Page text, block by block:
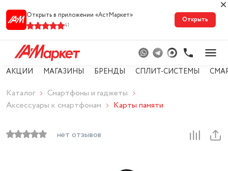
Открыть в приложении «АстМарке‪т‬»
41
Открыть
АКЦИИ МАГАЗИНЫ БРЕНДЫ СПЛИТ-СИСТЕМЫ
Каталог
Смартфоны и гаджеты
Аксессуары к смартфонам
Карты памяти
нет отзывов